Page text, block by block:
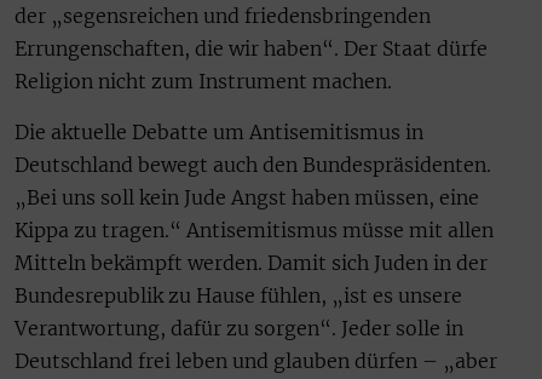
der „segensreichen und friedensbringenden
Errungenschaften, die wir haben“. Der Staat dürfe
Religion nicht zum Instrument machen.
Die aktuelle Debatte um Antisemitismus in
Deutschland bewegt auch den Bundespräsidenten.
„Bei uns soll kein Jude Angst haben müssen, eine
Kippa zu tragen.“ Antisemitismus müsse mit allen
Mitteln bekämpft werden. Damit sich Juden in der
Bundesrepublik zu Hause fühlen, „ist es unsere
Verantwortung, dafür zu sorgen“. Jeder solle in
Deutschland frei leben und glauben dürfen – „aber